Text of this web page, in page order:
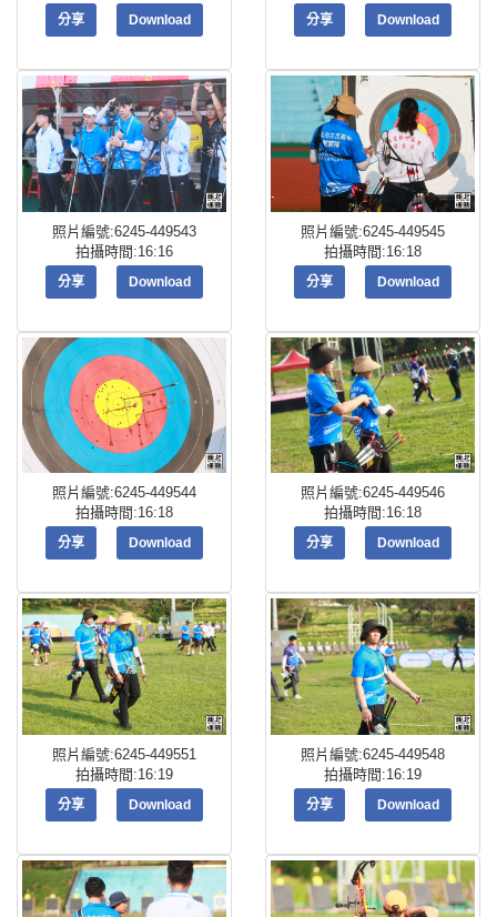
分享 Download 分享 Download
照片編號:6245-449543
拍攝時間:16:16
分享 Download
照片編號:6245-449545
拍攝時間:16:18
分享 Download
照片編號:6245-449544
拍攝時間:16:18
分享 Download
照片編號:6245-449546
拍攝時間:16:18
分享 Download
照片編號:6245-449551
拍攝時間:16:19
分享 Download
照片編號:6245-449548
拍攝時間:16:19
分享 Download